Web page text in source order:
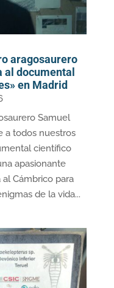
aragosaurero
documental
en Madrid
Samuel
a todos nuestros
científico
apasionante
Cámbrico para
de la vida...